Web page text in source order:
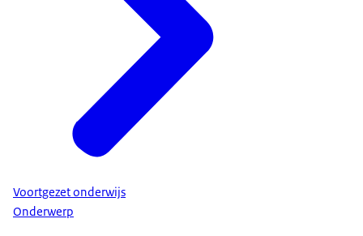
Voortgezet onderwijs
Onderwerp